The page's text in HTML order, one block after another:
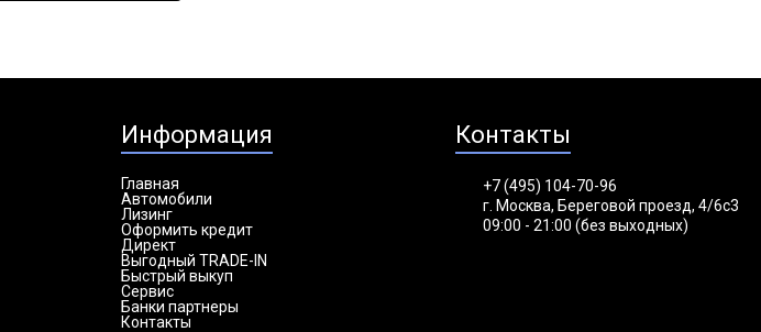
Информация
Главная
Автомобили
Лизинг
Оформить кредит
Директ
Выгодный TRADE-IN
Быстрый выкуп
Сервис
Банки партнеры
Контакты
Контакты
+7 (495) 104-70-96
г. Москва, Береговой проезд, 4/6с3
09:00 - 21:00 (без выходных)